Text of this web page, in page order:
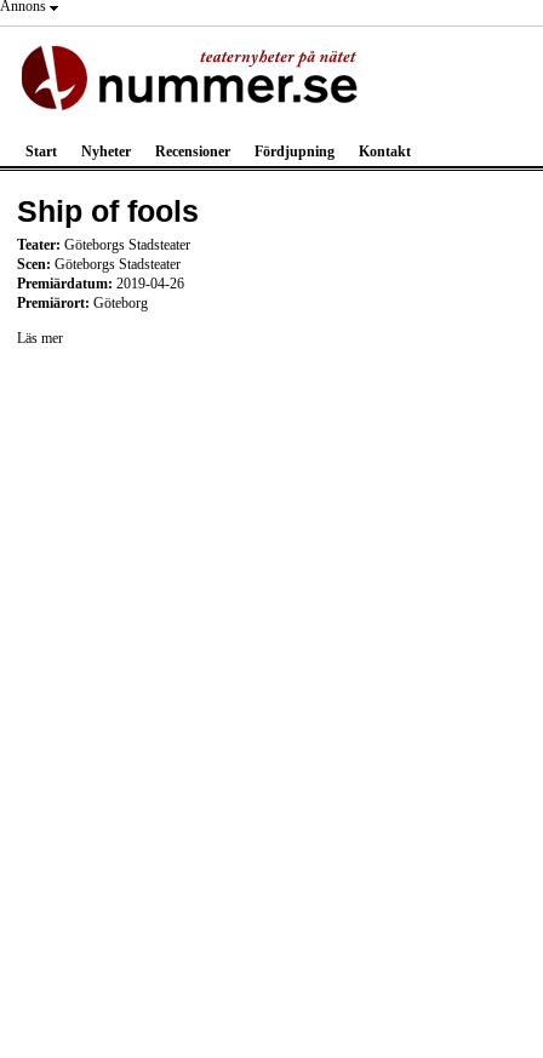
Annons
Start Nyheter Recensioner Fördjupning Kontakt
Ship of fools
Teater: Göteborgs Stadsteater
Scen: Göteborgs Stadsteater
Premiärdatum: 2019-04-26
Premiärort: Göteborg
Läs mer